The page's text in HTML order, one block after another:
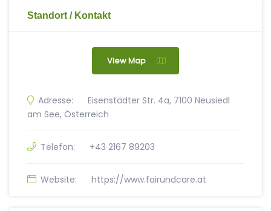
Standort / Kontakt
View Map
Adresse:
Eisenstädter Str. 4a, 7100 Neusiedl
am See, Österreich
Telefon: +43 2167 89203
Website: https://www.fairundcare.at